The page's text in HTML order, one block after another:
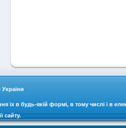
їх в будь-якій формі, в тому числі і в
сайту.